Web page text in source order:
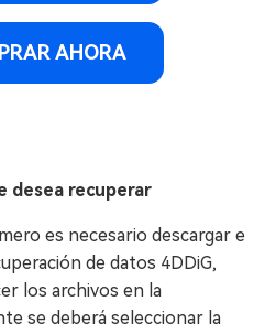
AHORA
desea recuperar
es necesario descargar e
de datos 4DDiG,
los archivos en la
se deberá seleccionar la